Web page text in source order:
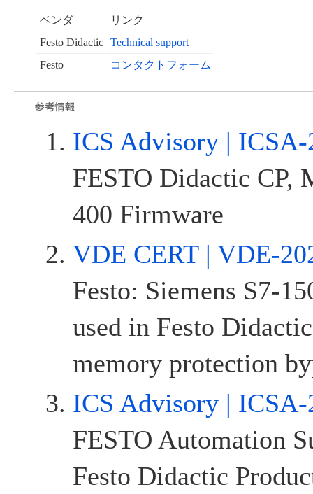
ベンダ
リンク
Festo Didactic
Technical support
Festo
コンタクトフォーム
ICS Advisory | ICSA-
FESTO Didactic CP,
400 Firmware
VDE CERT | VDE-
Festo: Siemens S7-
used in Festo
memory protection
ICS Advisory | ICSA-
FESTO Automation
Festo Didactic